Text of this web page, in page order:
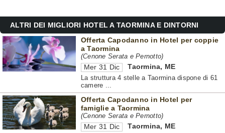
ALTRI DEI MIGLIORI HOTEL A TAORMINA E DINTORNI
Offerta Capodanno in Hotel per coppie
a Taormina
(Cenone Serata e Pernotto)
Mer 31 Dic Taormina, ME
La struttura 4 stelle a Taormina dispone di 61
camere ...
Offerta Capodanno in Hotel per
famiglie a Taormina
(Cenone Serata e Pernotto)
Mer 31 Dic Taormina, ME